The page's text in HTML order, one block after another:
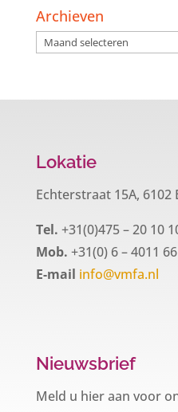
Archieven
Archieven
Lokatie
Echterstraat 15A, 6102
Tel. +31(0)475 – 20 10
Mob. +31(0) 6 – 4011
E-mail info@vmfa.nl
Nieuwsbrief
Meld u hier aan voor